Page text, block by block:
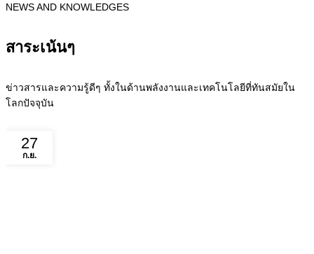
NEWS AND KNOWLEDGES
สาระเน้นๆ
ข่าวสารและความรู้ดีๆ ทั้งในด้านพลังงานและเทคโนโลยีที่ทันสมัยใน
โลกปัจจุบัน
27
ก.ย.